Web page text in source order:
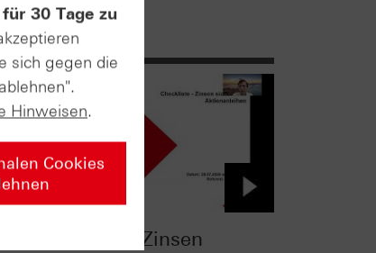
Checkliste - Zinsen
30 Tage zu
sich gegen die
Hinweisen.
Cookies